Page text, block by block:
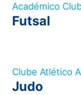
Académico
Futsal
Clube Atlético
Judo